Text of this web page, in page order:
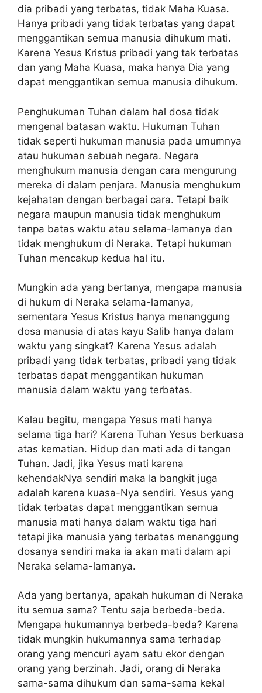
dia pribadi yang terbatas, tidak Maha Kuasa.
Hanya pribadi yang tidak terbatas yang dapat
menggantikan semua manusia dihukum mati.
Karena Yesus Kristus pribadi yang tak terbatas
dan yang Maha Kuasa, maka hanya Dia yang
dapat menggantikan semua manusia dihukum.
Penghukuman Tuhan dalam hal dosa tidak
mengenal batasan waktu. Hukuman Tuhan
tidak seperti hukuman manusia pada umumnya
atau hukuman sebuah negara. Negara
menghukum manusia dengan cara mengurung
mereka di dalam penjara. Manusia menghukum
kejahatan dengan berbagai cara. Tetapi baik
negara maupun manusia tidak menghukum
tanpa batas waktu atau selama-lamanya dan
tidak menghukum di Neraka. Tetapi hukuman
Tuhan mencakup kedua hal itu.
Mungkin ada yang bertanya, mengapa manusia
di hukum di Neraka selama-lamanya,
sementara Yesus Kristus hanya menanggung
dosa manusia di atas kayu Salib hanya dalam
waktu yang singkat? Karena Yesus adalah
pribadi yang tidak terbatas, pribadi yang tidak
terbatas dapat menggantikan hukuman
manusia dalam waktu yang terbatas.
Kalau begitu, mengapa Yesus mati hanya
selama tiga hari? Karena Tuhan Yesus berkuasa
atas kematian. Hidup dan mati ada di tangan
Tuhan. Jadi, jika Yesus mati karena
kehendakNya sendiri maka Ia bangkit juga
adalah karena kuasa-Nya sendiri. Yesus yang
tidak terbatas dapat menggantikan semua
manusia mati hanya dalam waktu tiga hari
tetapi jika manusia yang terbatas menanggung
dosanya sendiri maka ia akan mati dalam api
Neraka selama-lamanya.
Ada yang bertanya, apakah hukuman di Neraka
itu semua sama? Tentu saja berbeda-beda.
Mengapa hukumannya berbeda-beda? Karena
tidak mungkin hukumannya sama terhadap
orang yang mencuri ayam satu ekor dengan
orang yang berzinah. Jadi, orang di Neraka
sama-sama dihukum dan sama-sama kekal